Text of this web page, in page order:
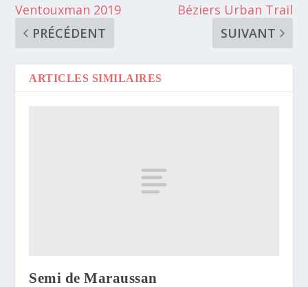
Ventouxman 2019
PRÉCÉDENT
Béziers Urban Trail
SUIVANT
ARTICLES SIMILAIRES
Semi de Maraussan